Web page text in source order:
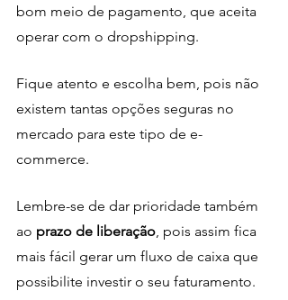
bom meio de pagamento, que aceita
operar com o dropshipping.
Fique atento e escolha bem, pois não
existem tantas opções seguras no
mercado para este tipo de e-
commerce.
Lembre-se de dar prioridade também
ao prazo de liberação , pois assim fica
mais fácil gerar um fluxo de caixa que
possibilite investir o seu faturamento.